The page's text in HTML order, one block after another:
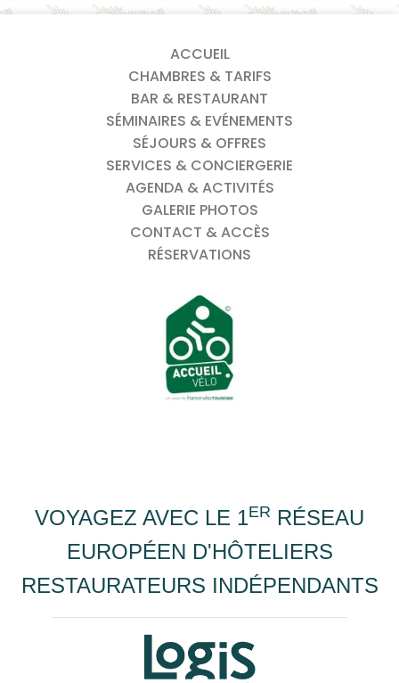
ACCUEIL
CHAMBRES & TARIFS
BAR & RESTAURANT
SÉMINAIRES & EVÉNEMENTS
SÉJOURS & OFFRES
SERVICES & CONCIERGERIE
AGENDA & ACTIVITÉS
GALERIE PHOTOS
CONTACT & ACCÈS
RÉSERVATIONS
VOYAGEZ AVEC LE 1ER RÉSEAU
EUROPÉEN D'HÔTELIERS
RESTAURATEURS INDÉPENDANTS